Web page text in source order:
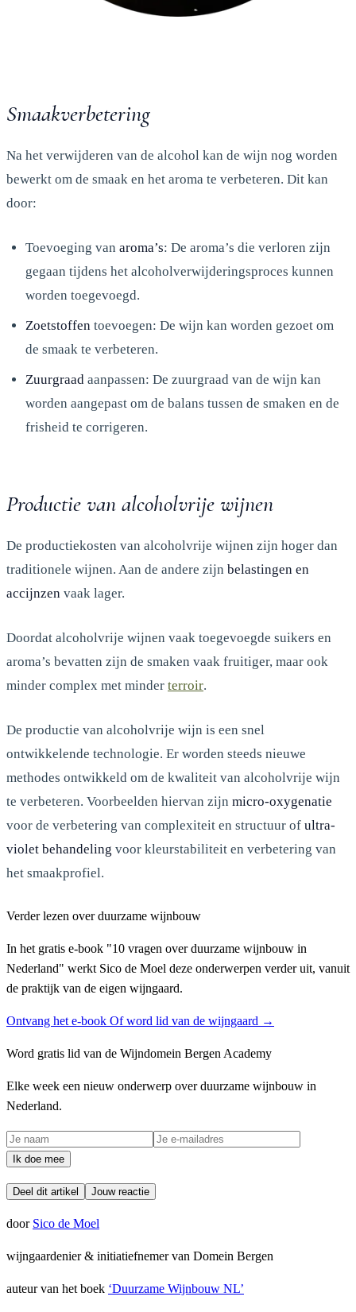
Smaakverbetering
Na het verwijderen van de alcohol kan de wijn nog worden
bewerkt om de smaak en het aroma te verbeteren. Dit kan
door:
Toevoeging van aroma’s: De aroma’s die verloren zijn
gegaan tijdens het alcoholverwijderingsproces kunnen
worden toegevoegd.
Zoetstoffen toevoegen: De wijn kan worden gezoet om
de smaak te verbeteren.
Zuurgraad aanpassen: De zuurgraad van de wijn kan
worden aangepast om de balans tussen de smaken en de
frisheid te corrigeren.
Productie van alcoholvrije wijnen
De productiekosten van alcoholvrije wijnen zijn hoger dan
traditionele wijnen. Aan de andere zijn belastingen en
accijnzen vaak lager.
Doordat alcoholvrije wijnen vaak toegevoegde suikers en
aroma’s bevatten zijn de smaken vaak fruitiger, maar ook
minder complex met minder terroir.
De productie van alcoholvrije wijn is een snel
ontwikkelende technologie. Er worden steeds nieuwe
methodes ontwikkeld om de kwaliteit van alcoholvrije wijn
te verbeteren. Voorbeelden hiervan zijn micro-oxygenatie
voor de verbetering van complexiteit en structuur of ultra-
violet behandeling voor kleurstabiliteit en verbetering van
het smaakprofiel.
Verder lezen over duurzame wijnbouw
In het gratis e-book "10 vragen over duurzame wijnbouw in
Nederland" werkt Sico de Moel deze onderwerpen verder uit, vanuit
de praktijk van de eigen wijngaard.
Ontvang het e-book Of word lid van de wijngaard →
Word gratis lid van de Wijndomein Bergen Academy
Elke week een nieuw onderwerp over duurzame wijnbouw in
Nederland.
Ik doe mee
Deel dit artikel Jouw reactie
door Sico de Moel
wijngaardenier & initiatiefnemer van Domein Bergen
auteur van het boek ‘Duurzame Wijnbouw NL’